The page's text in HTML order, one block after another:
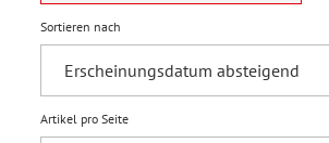
Sortieren nach
Artikel pro Seite